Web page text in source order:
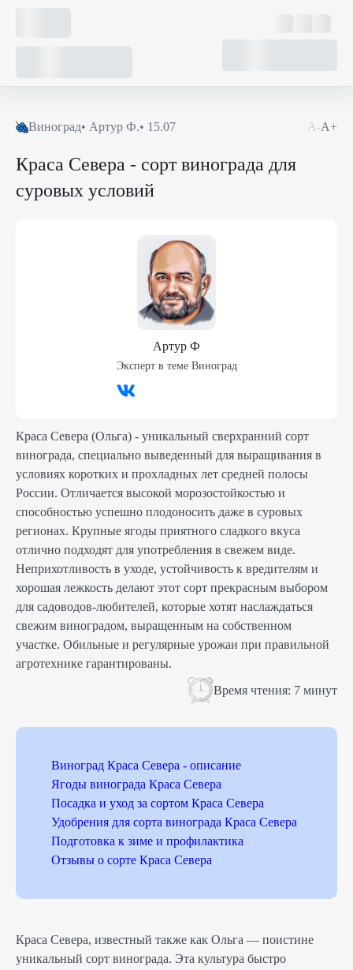
Виноград• Артур Ф.• 15.07 А-А+
Краса Севера - сорт винограда для
суровых условий
Артур Ф
Эксперт в теме Виноград
Краса Севера (Ольга) - уникальный сверхранний сорт
винограда, специально выведенный для выращивания в
условиях коротких и прохладных лет средней полосы
России. Отличается высокой морозостойкостью и
способностью успешно плодоносить даже в суровых
регионах. Крупные ягоды приятного сладкого вкуса
отлично подходят для употребления в свежем виде.
Неприхотливость в уходе, устойчивость к вредителям и
хорошая лежкость делают этот сорт прекрасным выбором
для садоводов-любителей, которые хотят наслаждаться
свежим виноградом, выращенным на собственном
участке. Обильные и регулярные урожаи при правильной
агротехнике гарантированы.
Время чтения: 7 минут
Виноград Краса Севера - описание
Ягоды винограда Краса Севера
Посадка и уход за сортом Краса Севера
Удобрения для сорта винограда Краса Севера
Подготовка к зиме и профилактика
Отзывы о сорте Краса Севера
Краса Севера, известный также как Ольга — поистине
уникальный сорт винограда. Эта культура быстро